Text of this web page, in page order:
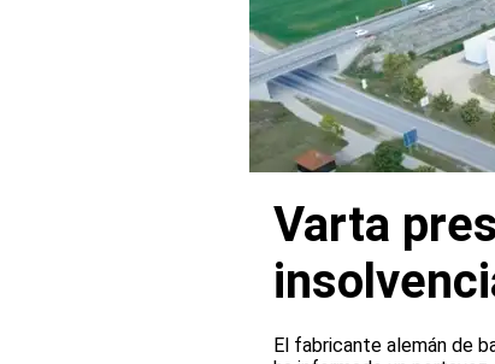
Varta
El fabricante alemán de